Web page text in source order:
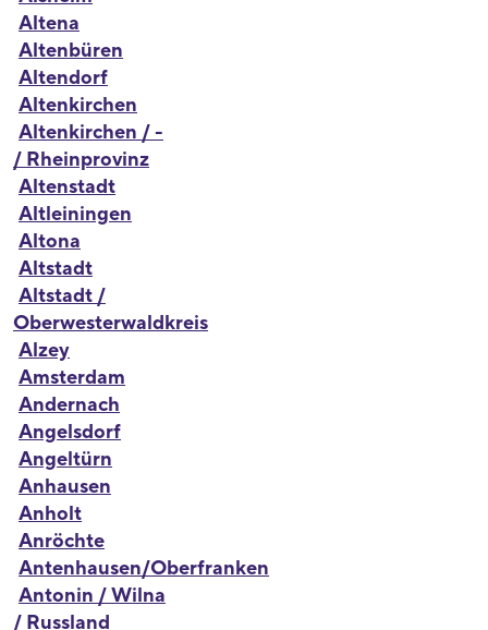
Altena
Altenbüren
Altendorf
Altenkirchen
Altenkirchen / -
/ Rheinprovinz
Altenstadt
Altleiningen
Altona
Altstadt
Altstadt /
Oberwesterwaldkreis
Alzey
Amsterdam
Andernach
Angelsdorf
Angeltürn
Anhausen
Anholt
Anröchte
Antenhausen/Oberfranken
Antonin / Wilna
/ Russland